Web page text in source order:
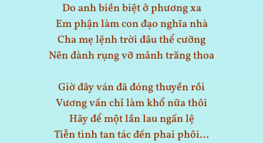
Do anh biền biệt ở phương xa
Em phận làm con đạo nghĩa nhà
Cha mẹ lệnh trời đâu thể cưỡng
Nên đành rụng vỡ mảnh trăng thoa
Giờ đây ván đã đóng thuyền rồi
Vương vấn chỉ làm khổ nữa thôi
Hãy để một lần lau ngấn lệ
Tiễn tình tan tác đến phai phôi…